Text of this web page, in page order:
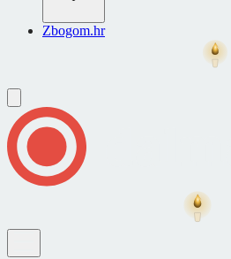
Zbogom.hr